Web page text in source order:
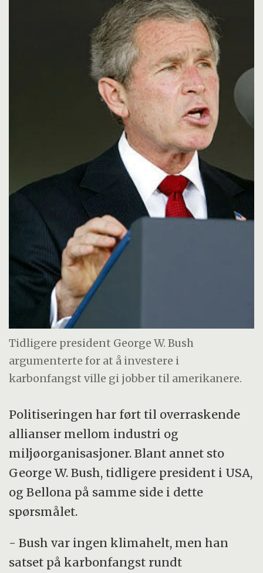
Tidligere president George W. Bush
argumenterte for at å investere i
karbonfangst ville gi jobber til amerikanere.
Politiseringen har ført til overraskende
allianser mellom industri og
miljøorganisasjoner. Blant annet sto
George W. Bush, tidligere president i USA,
og Bellona på samme side i dette
spørsmålet.
- Bush var ingen klimahelt, men han
satset på karbonfangst rundt